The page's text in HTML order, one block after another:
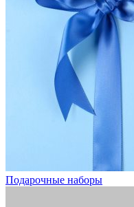
Подарочные наборы